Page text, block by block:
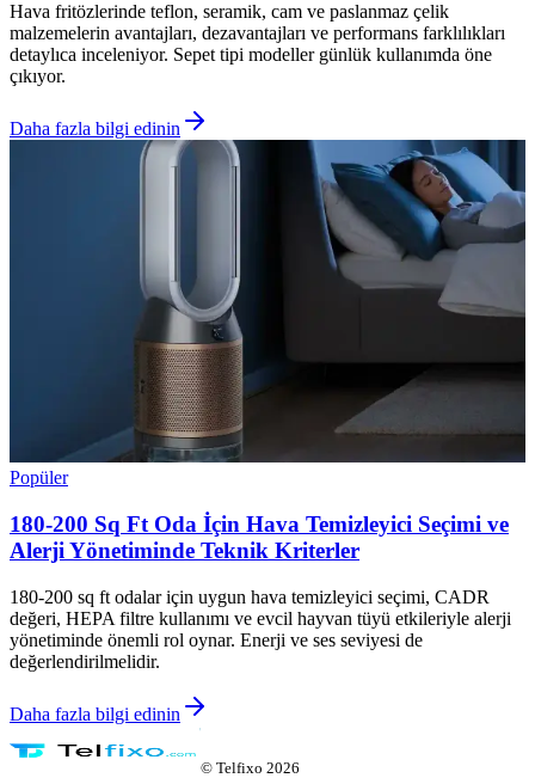
Hava fritözlerinde teflon, seramik, cam ve paslanmaz çelik
malzemelerin avantajları, dezavantajları ve performans farklılıkları
detaylıca inceleniyor. Sepet tipi modeller günlük kullanımda öne
çıkıyor.
Daha fazla bilgi edinin
Popüler
180-200 Sq Ft Oda İçin Hava Temizleyici Seçimi ve
Alerji Yönetiminde Teknik Kriterler
180-200 sq ft odalar için uygun hava temizleyici seçimi, CADR
değeri, HEPA filtre kullanımı ve evcil hayvan tüyü etkileriyle alerji
yönetiminde önemli rol oynar. Enerji ve ses seviyesi de
değerlendirilmelidir.
Daha fazla bilgi edinin
© Telfixo 2026